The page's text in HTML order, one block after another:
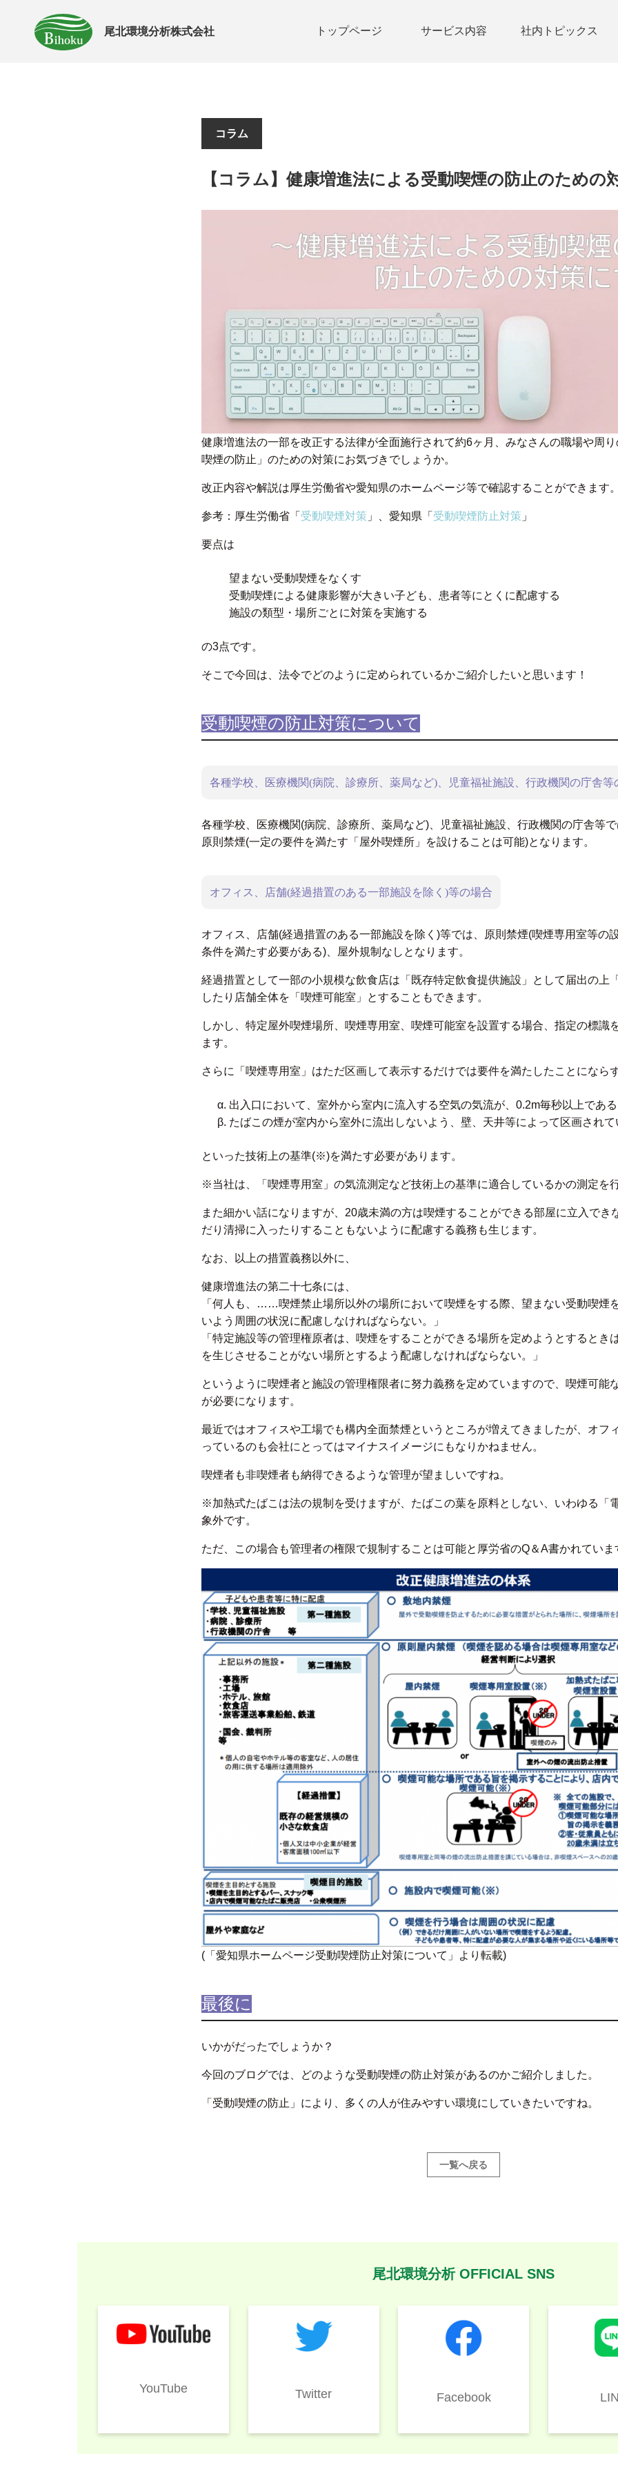
尾北環境分析株式会社 トップページ サービス内容 社内トピックス
コラム
【コラム】健康増進法による受動喫煙の防止のための
健康増進法の一部を改正する法律が全面施行されて約6ヶ月、みなさんの職場や周
喫煙の防止」のための対策にお気づきでしょうか。
改正内容や解説は厚生労働省や愛知県のホームページ等で確認することができます
参考：厚生労働省「 受動喫煙対策 」、愛知県「 受動喫煙防止対策 」
要点は
望まない受動喫煙をなくす
受動喫煙による健康影響が大きい子ども、患者等にとくに配慮する
施設の類型・場所ごとに対策を実施する
の3点です。
そこで今回は、法令でどのように定められているかご紹介したいと思います！
受動喫煙の防止対策について
各種学校、医療機関(病院、診療所、薬局など)、児童福祉施設、行政機関の庁舎等
各種学校、医療機関(病院、診療所、薬局など)、児童福祉施設、行政機関の庁舎等
原則禁煙(一定の要件を満たす「屋外喫煙所」を設けることは可能)となります。
オフィス、店舗(経過措置のある一部施設を除く)等の場合
オフィス、店舗(経過措置のある一部施設を除く)等では、原則禁煙(喫煙専用室等の
条件を満たす必要がある)、屋外規制なしとなります。
経過措置として一部の小規模な飲食店は「既存特定飲食提供施設」として届出の上
したり店舗全体を「喫煙可能室」とすることもできます。
しかし、特定屋外喫煙場所、喫煙専用室、喫煙可能室を設置する場合、指定の標識
ます。
さらに「喫煙専用室」はただ区画して表示するだけでは要件を満たしたことになら
出入口において、室外から室内に流入する空気の気流が、0.2m毎秒以上であ
たばこの煙が室内から室外に流出しないよう、壁、天井等によって区画され
といった技術上の基準(※)を満たす必要があります。
※当社は、「喫煙専用室」の気流測定など技術上の基準に適合しているかの測定を
また細かい話になりますが、20歳未満の方は喫煙することができる部屋に立入でき
だり清掃に入ったりすることもないように配慮する義務も生じます。
なお、以上の措置義務以外に、
健康増進法の第二十七条には、
「何人も、……喫煙禁止場所以外の場所において喫煙をする際、望まない受動喫煙
いよう周囲の状況に配慮しなければならない。」
「特定施設等の管理権原者は、喫煙をすることができる場所を定めようとするとき
を生じさせることがない場所とするよう配慮しなければならない。」
というように喫煙者と施設の管理権限者に努力義務を定めていますので、喫煙可能
が必要になります。
最近ではオフィスや工場でも構内全面禁煙というところが増えてきましたが、オフ
っているのも会社にとってはマイナスイメージにもなりかねません。
喫煙者も非喫煙者も納得できるような管理が望ましいですね。
※加熱式たばこは法の規制を受けますが、たばこの葉を原料としない、いわゆる「
象外です。
ただ、この場合も管理者の権限で規制することは可能と厚労省のQ＆A書かれていま
(「愛知県ホームページ受動喫煙防止対策について」より転載)
最後に
いかがだったでしょうか？
今回のブログでは、どのような受動喫煙の防止対策があるのかご紹介しました。
「受動喫煙の防止」により、多くの人が住みやすい環境にしていきたいですね。
一覧へ戻る
尾北環境分析 OFFICIAL SNS
YouTube Twitter Facebook